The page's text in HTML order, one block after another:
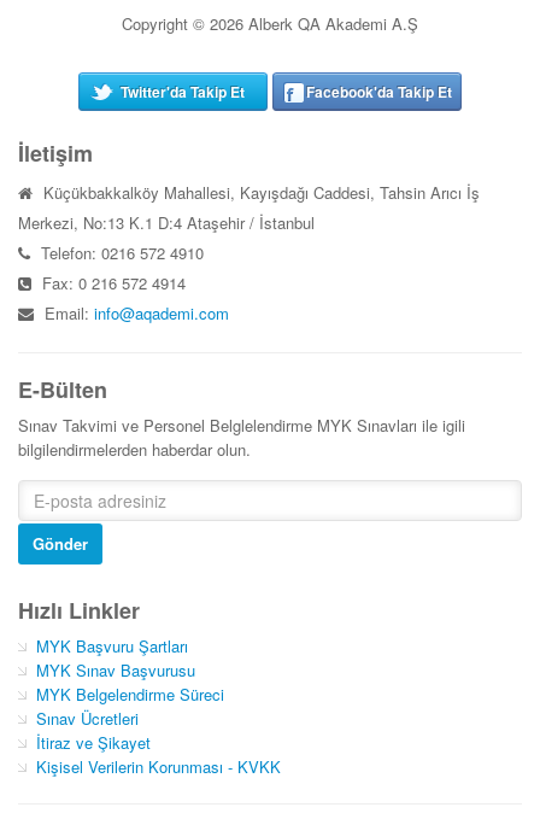
Copyright © 2026 Alberk QA Akademi A.Ş
Twitter'da Takip Et Facebook'da Takip Et
İletişim
Küçükbakkalköy Mahallesi, Kayışdağı Caddesi, Tahsin Arıcı İş
Merkezi, No:13 K.1 D:4 Ataşehir / İstanbul
Telefon: 0216 572 4910
Fax: 0 216 572 4914
Email:info@aqademi.com
E-Bülten
Sınav Takvimi ve Personel Belglelendirme MYK Sınavları ile igili
bilgilendirmelerden haberdar olun.
Gönder
Hızlı Linkler
MYK Başvuru Şartları
MYK Sınav Başvurusu
MYK Belgelendirme Süreci
Sınav Ücretleri
İtiraz ve Şikayet
Kişisel Verilerin Korunması - KVKK